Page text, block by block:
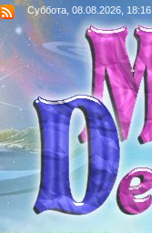
Суббота, 08.08.2026, 18:16